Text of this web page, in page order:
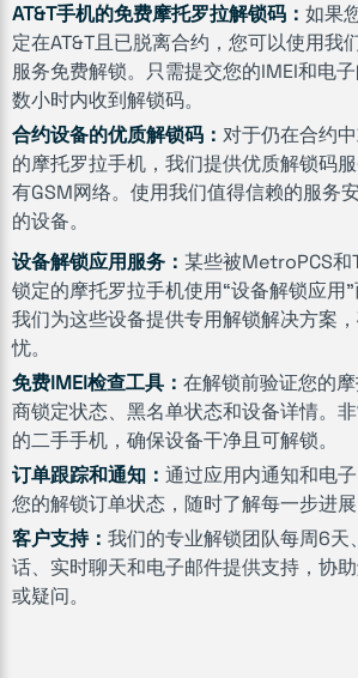
AT&T手机的免费摩托罗拉解锁码： 如果
定在AT&T且已脱离合约，您可以使用我
服务免费解锁。只需提交您的IMEI和电
数小时内收到解锁码。
合约设备的优质解锁码： 对于仍在合约
的摩托罗拉手机，我们提供优质解锁码
有GSM网络。使用我们值得信赖的服务
的设备。
设备解锁应用服务： 某些被MetroPCS
锁定的摩托罗拉手机使用“设备解锁应用”
我们为这些设备提供专用解锁解决方案
忧。
免费IMEI检查工具： 在解锁前验证您的
商锁定状态、黑名单状态和设备详情。
的二手手机，确保设备干净且可解锁。
订单跟踪和通知： 通过应用内通知和电
您的解锁订单状态，随时了解每一步进展
客户支持： 我们的专业解锁团队每周6天
话、实时聊天和电子邮件提供支持，协
或疑问。